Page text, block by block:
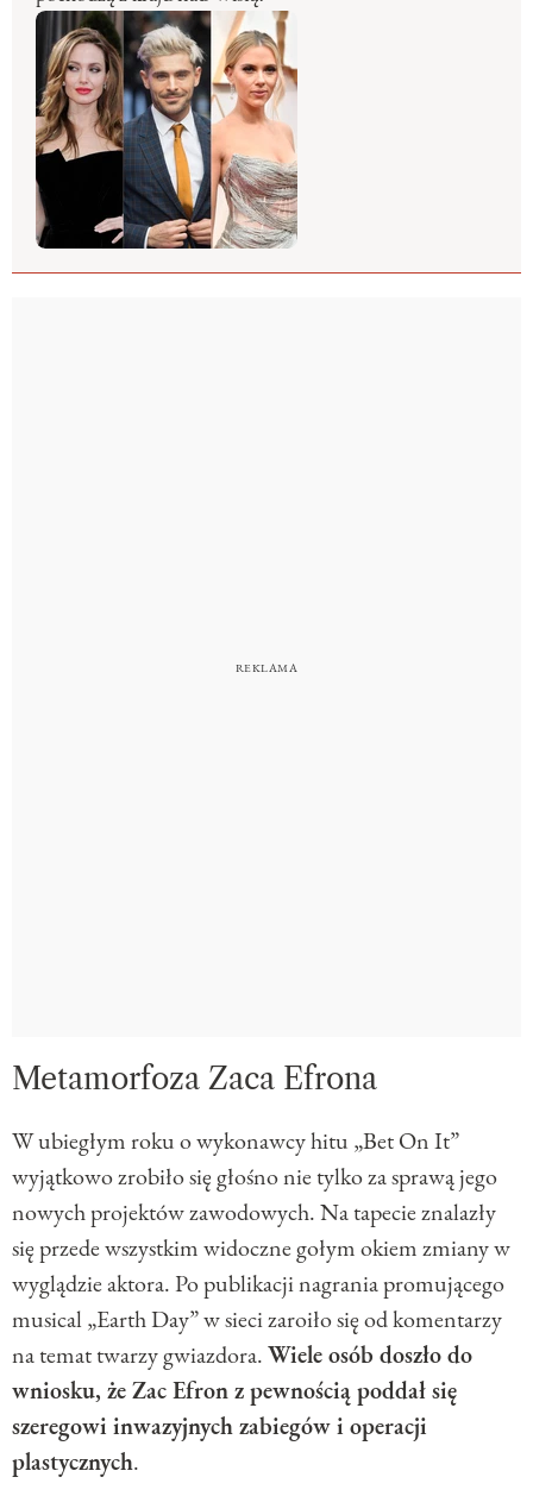
Metamorfoza Zaca Efrona
W ubiegłym roku o wykonawcy hitu „Bet On It”
wyjątkowo zrobiło się głośno nie tylko za sprawą jego
nowych projektów zawodowych. Na tapecie znalazły
się przede wszystkim widoczne gołym okiem zmiany w
wyglądzie aktora. Po publikacji nagrania promującego
musical „Earth Day” w sieci zaroiło się od komentarzy
na temat twarzy gwiazdora.Wiele osób doszło do
wniosku, że Zac Efron z pewnością poddał się
szeregowi inwazyjnych zabiegów i operacji
plastycznych.